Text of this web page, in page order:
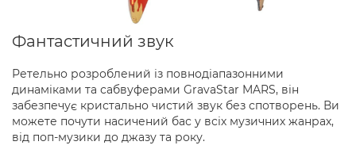
Фантастичний звук
Ретельно розроблений із повнодіапазонними
динаміками та сабвуферами GravaStar MARS, він
забезпечує кристально чистий звук без спотворень. Ви
можете почути насичений бас у всіх музичних жанрах,
від поп-музики до джазу та року.